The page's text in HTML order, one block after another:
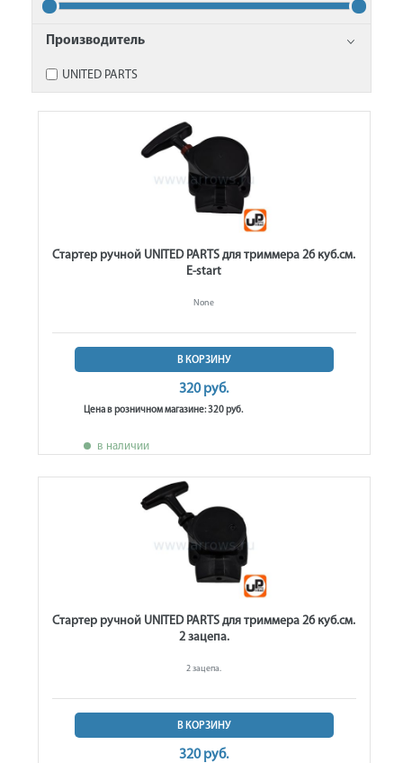
Производитель
UNITED PARTS
Стартер ручной UNITED PARTS для триммера 26 куб.см.
E-start
None
В КОРЗИНУ
320 руб.
Цена в розничном магазине: 320 руб.
в наличии
Стартер ручной UNITED PARTS для триммера 26 куб.см.
2 зацепа.
2 зацепа.
В КОРЗИНУ
320 руб.